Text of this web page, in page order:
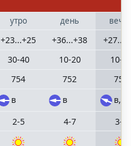
утро
+23...+25
30-40
754
в
2-5
день
+36...+38
10-20
752
в
4-7
10-
751
3-6